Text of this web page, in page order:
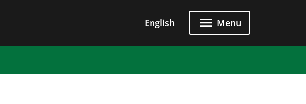
English Menu